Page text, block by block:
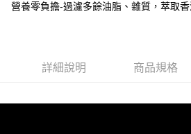
權轉讓予恩沛科技股份有限公司。
營養零負擔-過濾多餘油脂、雜質，萃取香
詳細說明 商品規格